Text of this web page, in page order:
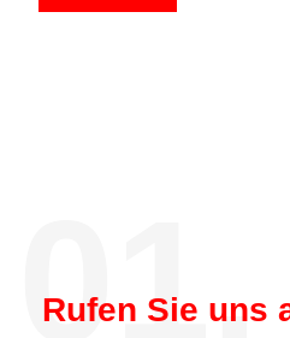
01.
Rufen Sie uns